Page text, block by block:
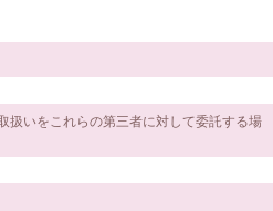
扱いをこれらの第三者に対して委託する場